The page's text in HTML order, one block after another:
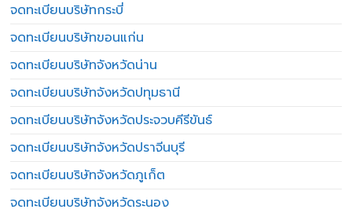
จดทะเบียนบริษัทกระบี่
จดทะเบียนบริษัทขอนแก่น
จดทะเบียนบริษัทจังหวัดน่าน
จดทะเบียนบริษัทจังหวัดปทุมธานี
จดทะเบียนบริษัทจังหวัดประจวบคีรีขันธ์
จดทะเบียนบริษัทจังหวัดปราจีนบุรี
จดทะเบียนบริษัทจังหวัดภูเก็ต
จดทะเบียนบริษัทจังหวัดระนอง